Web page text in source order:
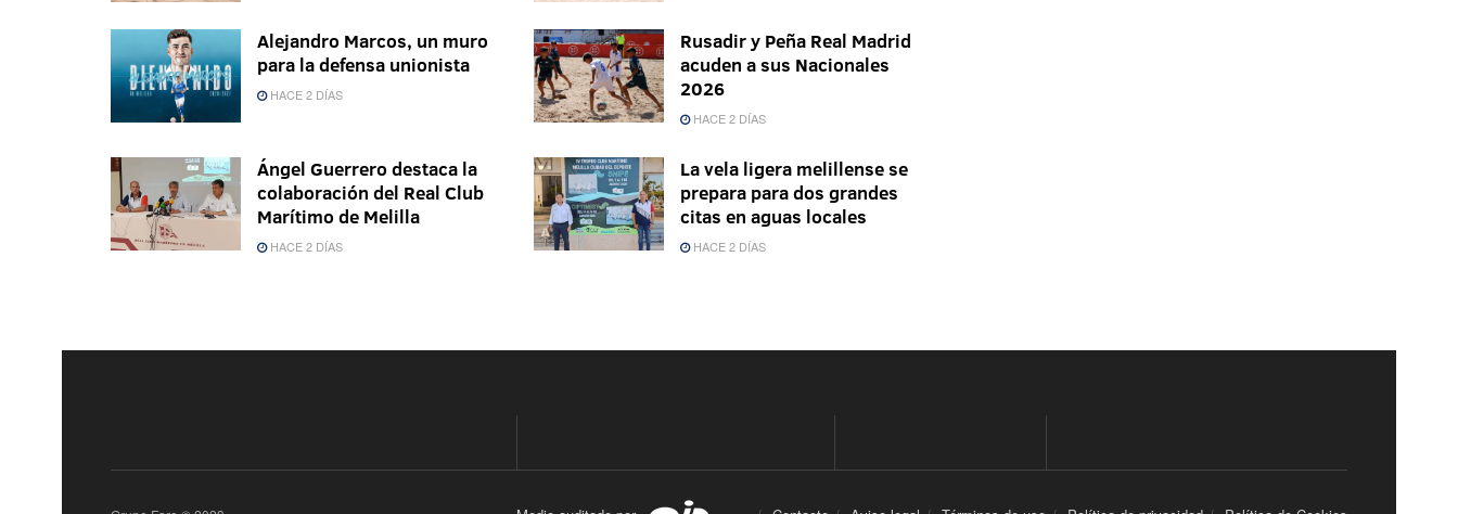
Alejandro Marcos, un muro
para la defensa unionista
HACE 2 DÍAS
Rusadir y Peña Real Madrid
acuden a sus Nacionales
2026
HACE 2 DÍAS
Ángel Guerrero destaca la
colaboración del Real Club
Marítimo de Melilla
HACE 2 DÍAS
La vela ligera melillense se
prepara para dos grandes
citas en aguas locales
HACE 2 DÍAS